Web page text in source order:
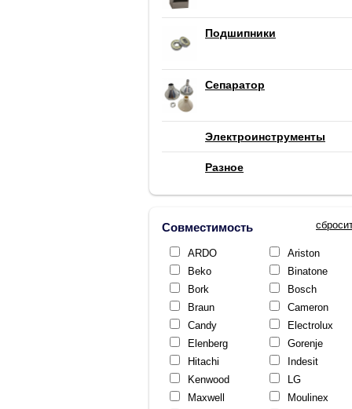
Подшипники
Сепаратор
Электроинструменты
Разное
Совместимость
ARDO
Ariston
Beko
Binatone
Bork
Bosch
Braun
Cameron
Candy
Electrolux
Elenberg
Gorenje
Hitachi
Indesit
Kenwood
LG
Maxwell
Moulinex